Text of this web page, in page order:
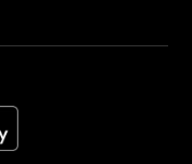
(opens in a new tab)